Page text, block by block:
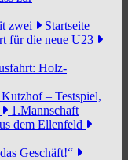
zwei
Startseite
für die neue U23
Holz-
– Testspiel,
1.Mannschaft
dem Ellenfeld
Geschäft!“